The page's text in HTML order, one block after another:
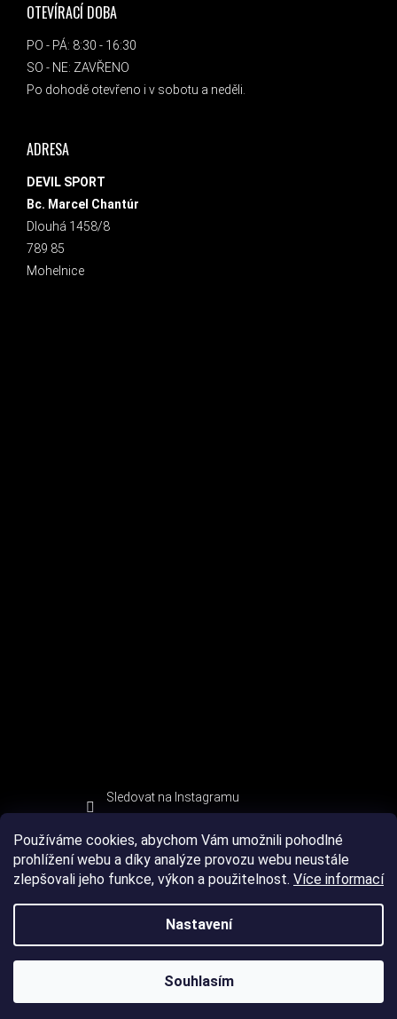
Používáme cookies, abychom Vám umožnili pohodlné
prohlížení webu a díky analýze provozu webu neustále
zlepšovali jeho funkce, výkon a použitelnost. Více informací
Nastavení
Souhlasím
OTEVÍRACÍ DOBA
PO - PÁ: 8:30 - 16:30
SO - NE: ZAVŘENO
Po dohodě otevřeno i v sobotu a neděli.
ADRESA
DEVIL SPORT
Bc. Marcel Chantúr
Dlouhá 1458/8
789 85
Mohelnice
Sledovat na Instagramu
DEVIL SPORT. Všechna práva vyhrazena.